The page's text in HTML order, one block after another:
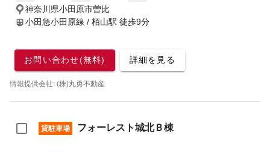
神奈川県小田原市曽比
小田急小田原線 / 栢山駅 徒歩9分
お問い合わせ(無料) 詳細を見る
情報提供会社: (株)丸勇不動産
貸駐車場 フォーレスト城北Ｂ棟